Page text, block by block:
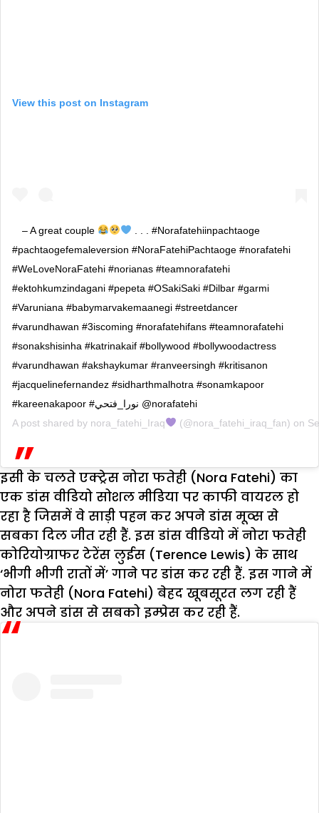
View this post on Instagram
– A great couple
. . . #Norafatehiinpachtaoge
#pachtaogefemaleversion #NoraFatehiPachtaoge #norafatehi
#WeLoveNoraFatehi #norianas #teamnorafatehi
#ektohkumzindagani #pepeta #OSakiSaki #Dilbar #garmi
#Varuniana #babymarvakemaanegi #streetdancer
#varundhawan #3iscoming #norafatehifans #teamnorafatehi
#sonakshisinha #katrinakaif #bollywood #bollywoodactress
#varundhawan #akshaykumar #ranveersingh #kritisanon
#jacquelinefernandez #sidharthmalhotra #sonamkapoor
#kareenakapoor #نورا_فتحي @norafatehi
A post shared by nora_fatehi_Iraq (@nora_fatehi_iraq_fan) on
इसी के चलते एक्ट्रेस नोरा फतेही (Nora Fatehi) का
एक डांस वीडियो सोशल मीडिया पर काफी वायरल हो
रहा है जिसमें वे साड़ी पहन कर अपने डांस मूव्स से
सबका दिल जीत रही हैं. इस डांस वीडियो में नोरा फतेही
कोरियोग्राफर टेरेंस लुईस (Terence Lewis) के साथ
‘भीगी भीगी रातों में’ गाने पर डांस कर रही हैं. इस गाने में
नोरा फतेही (Nora Fatehi) बेहद खूबसूरत लग रही हैं
और अपने डांस से सबको इम्प्रेस कर रही हैं.